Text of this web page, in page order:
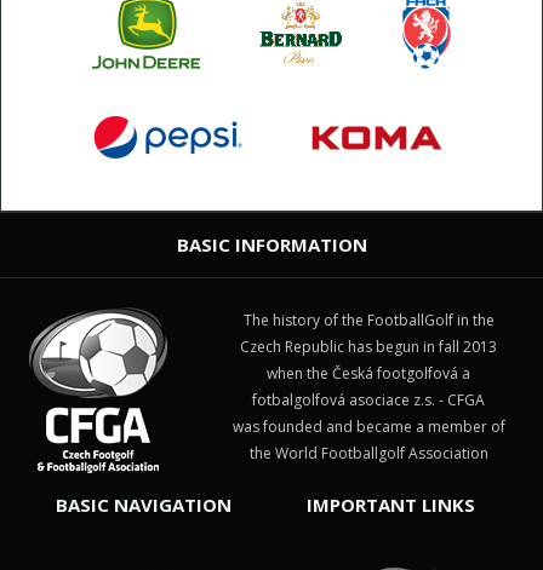
BASIC INFORMATION
The history of the FootballGolf in the
Czech Republic has begun in fall 2013
when the Česká footgolfová a
fotbalgolfová asociace z.s. - CFGA
was founded and became a member of
the World Footballgolf Association
BASIC NAVIGATION IMPORTANT LINKS